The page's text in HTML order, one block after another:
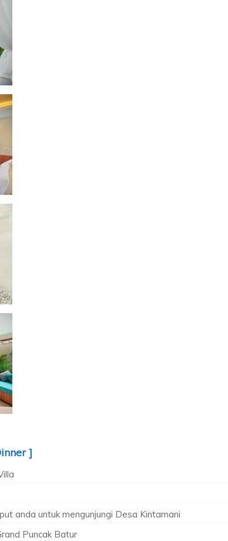
]
anda untuk mengunjungi Desa Kintamani
Puncak Batur